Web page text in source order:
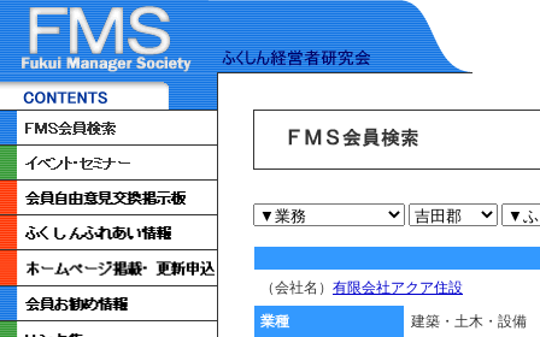
（会社名） 有限会社アクア住設
業種
建築・土木・設備